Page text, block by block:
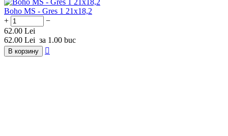
Boho MS - Gres 1 21x18,2
+
−
62.00 Lei
62.00 Lei за 1.00 buc
В корзину 